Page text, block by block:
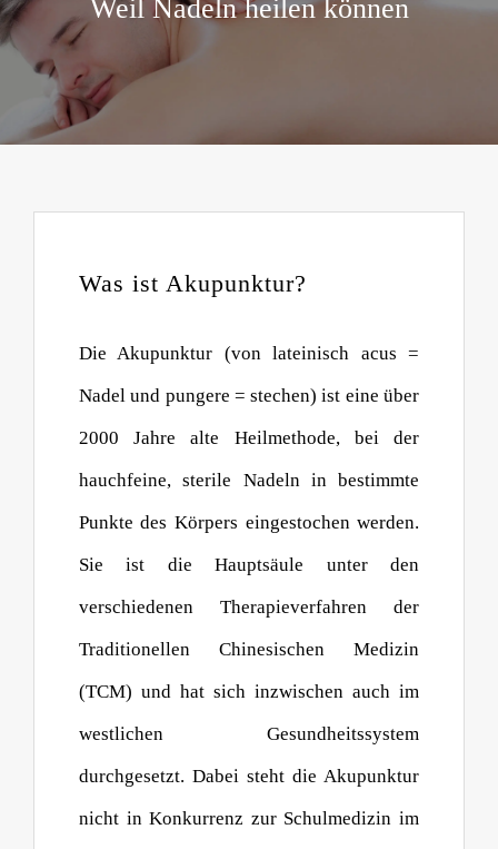
Weil Nadeln heilen können
Was ist Akupunktur?
Die Akupunktur (von lateinisch acus =
Nadel und pungere = stechen) ist eine über
2000 Jahre alte Heilmethode, bei der
hauchfeine, sterile Nadeln in bestimmte
Punkte des Körpers eingestochen werden.
Sie ist die Hauptsäule unter den
verschiedenen Therapieverfahren der
Traditionellen Chinesischen Medizin
(TCM) und hat sich inzwischen auch im
westlichen Gesundheitssystem
durchgesetzt. Dabei steht die Akupunktur
nicht in Konkurrenz zur Schulmedizin im